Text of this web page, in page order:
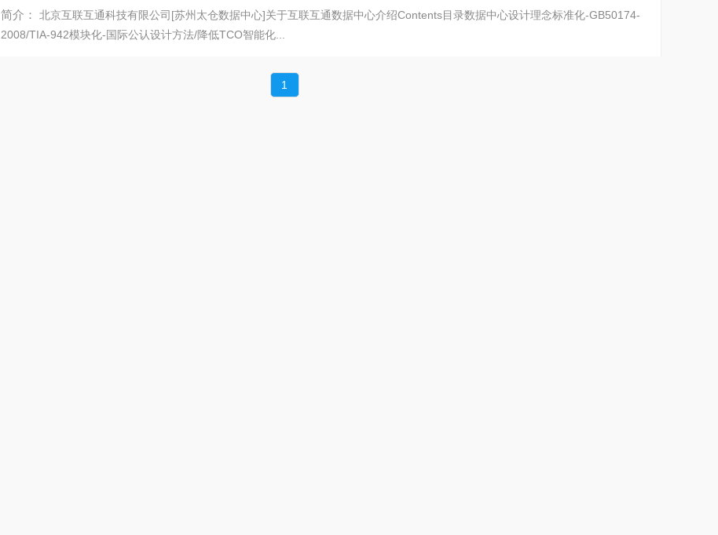
简介：
北京互联互通科技有限公司[苏州太仓数据中心] 关于互联互通数据中心介绍Contents目录 数据中心设计理念标准化-GB50174-
2008/TIA-942模块化-国际公认设计方法/降低TCO智能化...
1